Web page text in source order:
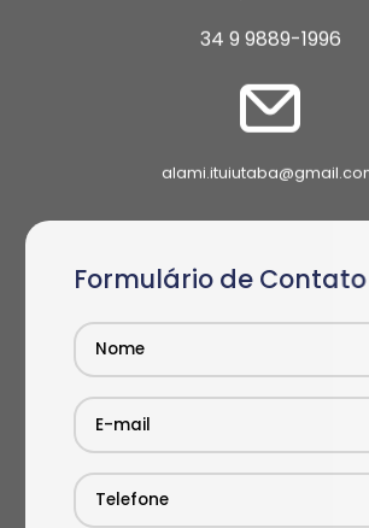
34 9 9889-1996
Formulário de Contato